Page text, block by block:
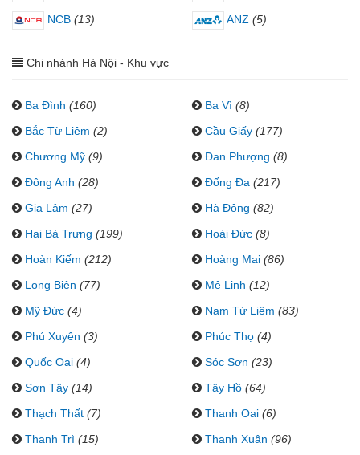
NCB (13) ANZ (5)
Chi nhánh Hà Nội - Khu vực
Ba Đình (160) Ba Vì (8)
Bắc Từ Liêm (2) Cầu Giấy (177)
Chương Mỹ (9) Đan Phượng (8)
Đông Anh (28) Đống Đa (217)
Gia Lâm (27) Hà Đông (82)
Hai Bà Trưng (199) Hoài Đức (8)
Hoàn Kiếm (212) Hoàng Mai (86)
Long Biên (77) Mê Linh (12)
Mỹ Đức (4) Nam Từ Liêm (83)
Phú Xuyên (3) Phúc Thọ (4)
Quốc Oai (4) Sóc Sơn (23)
Sơn Tây (14) Tây Hồ (64)
Thạch Thất (7) Thanh Oai (6)
Thanh Trì (15) Thanh Xuân (96)